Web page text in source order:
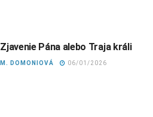
Zjavenie Pána alebo Traja králi
M. DOMONIOVÁ 06/01/2026